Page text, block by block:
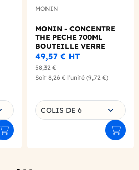
Ajouter au panier
MONIN
MONIN - CONCENTRE
THE PECHE 700ML
BOUTEILLE VERRE
49,57 € HT
58,32 €
Soit 8,26 € l'unité (9,72 €)
Choisissez une déclinaison
COLIS DE 6